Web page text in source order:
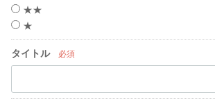
★★
★
タイトル 必須